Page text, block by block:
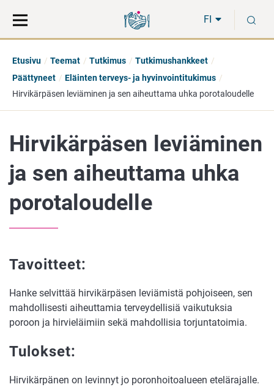
suoraan
sisältöön
koko
sivuston
FI
Etusivu Teemat Tutkimus
Tutkimushankkeet
Päättyneet
Eläinten terveys- ja hyvinvointitukimus
Hirvikärpäsen leviäminen ja sen aiheuttama uhka porotaloudelle
Hirvikärpäsen leviäminen
ja sen aiheuttama uhka
porotaloudelle
Tavoitteet:
Hanke selvittää hirvikärpäsen leviämistä pohjoiseen, sen
mahdollisesti aiheuttamia terveydellisiä vaikutuksia
poroon ja hirvieläimiin sekä mahdollisia torjuntatoimia.
Tulokset:
Hirvikärpänen on levinnyt jo poronhoitoalueen etelärajalle.